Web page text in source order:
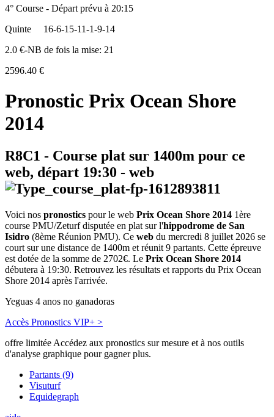
4° Course - Départ prévu à 20:15
Quinte
16-6-15-11-1-9-14
2.0 €-NB de fois la mise: 21
2596.40 €
Pronostic Prix Ocean Shore
2014
R8C1 - Course plat sur 1400m pour ce
web, départ 19:30 - web
Voici nos pronostics pour le web Prix Ocean Shore 2014 1ère
course PMU/Zeturf disputée en plat sur l'hippodrome de San
Isidro (8ème Réunion PMU). Ce web du mercredi 8 juillet 2026 se
court sur une distance de 1400m et réunit 9 partants. Cette épreuve
est dotée de la somme de 2702€. Le Prix Ocean Shore 2014
débutera à 19:30. Retrouvez les résultats et rapports du Prix Ocean
Shore 2014 après l'arrivée.
Yeguas 4 anos no ganadoras
Accès Pronostics VIP+ >
offre limitée Accédez aux pronostics sur mesure et à nos outils
d'analyse graphique pour gagner plus.
Partants (9)
Visuturf
Equidegraph